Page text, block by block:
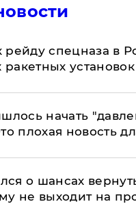
рейду спецназа в
установок
начать
плохая новость
о шансах
не выходит на